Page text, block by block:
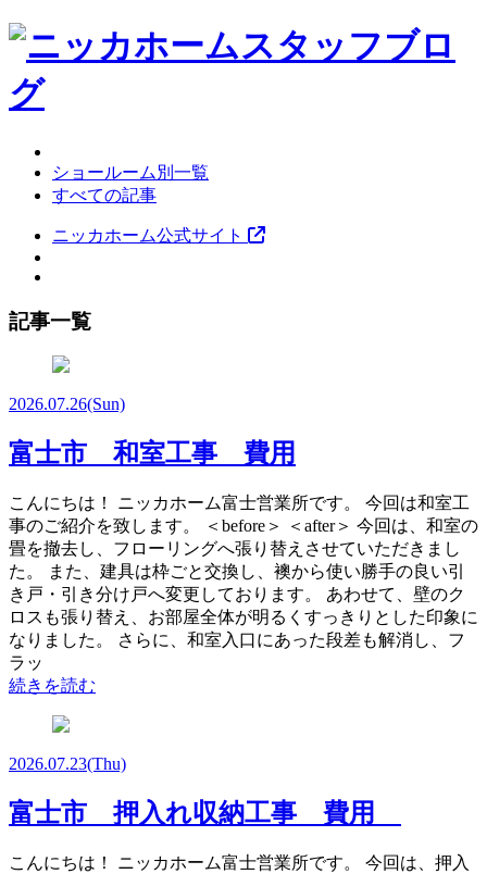
ショールーム別一覧
すべての記事
ニッカホーム公式サイト
記事一覧
2026.07.26(Sun)
富士市 和室工事 費用
こんにちは！ ニッカホーム富士営業所です。 今回は和室工
事のご紹介を致します。 ＜before＞ ＜after＞ 今回は、和室の
畳を撤去し、フローリングへ張り替えさせていただきまし
た。 また、建具は枠ごと交換し、襖から使い勝手の良い引
き戸・引き分け戸へ変更しております。 あわせて、壁のク
ロスも張り替え、お部屋全体が明るくすっきりとした印象に
なりました。 さらに、和室入口にあった段差も解消し、フ
ラッ
続きを読む
2026.07.23(Thu)
富士市 押入れ収納工事 費用
こんにちは！ ニッカホーム富士営業所です。 今回は、押入